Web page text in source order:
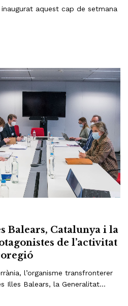
inaugurat aquest cap de setmana
Balears, Catalunya i la
de l’activitat
l’organisme transfronterer
Illes Balears, la Generalitat…